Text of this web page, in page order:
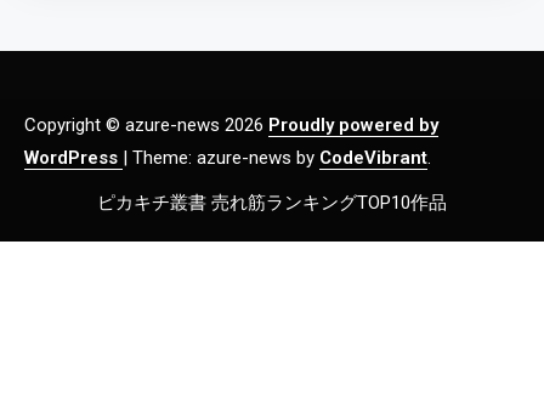
Copyright © azure-news 2026 Proudly powered by
WordPress | Theme: azure-news by CodeVibrant.
ピカキチ叢書 売れ筋ランキングTOP10作品